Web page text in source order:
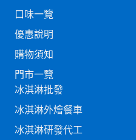
口味一覽
優惠說明
購物須知
門市一覽
冰淇淋批發
冰淇淋外燴餐車
冰淇淋研發代工